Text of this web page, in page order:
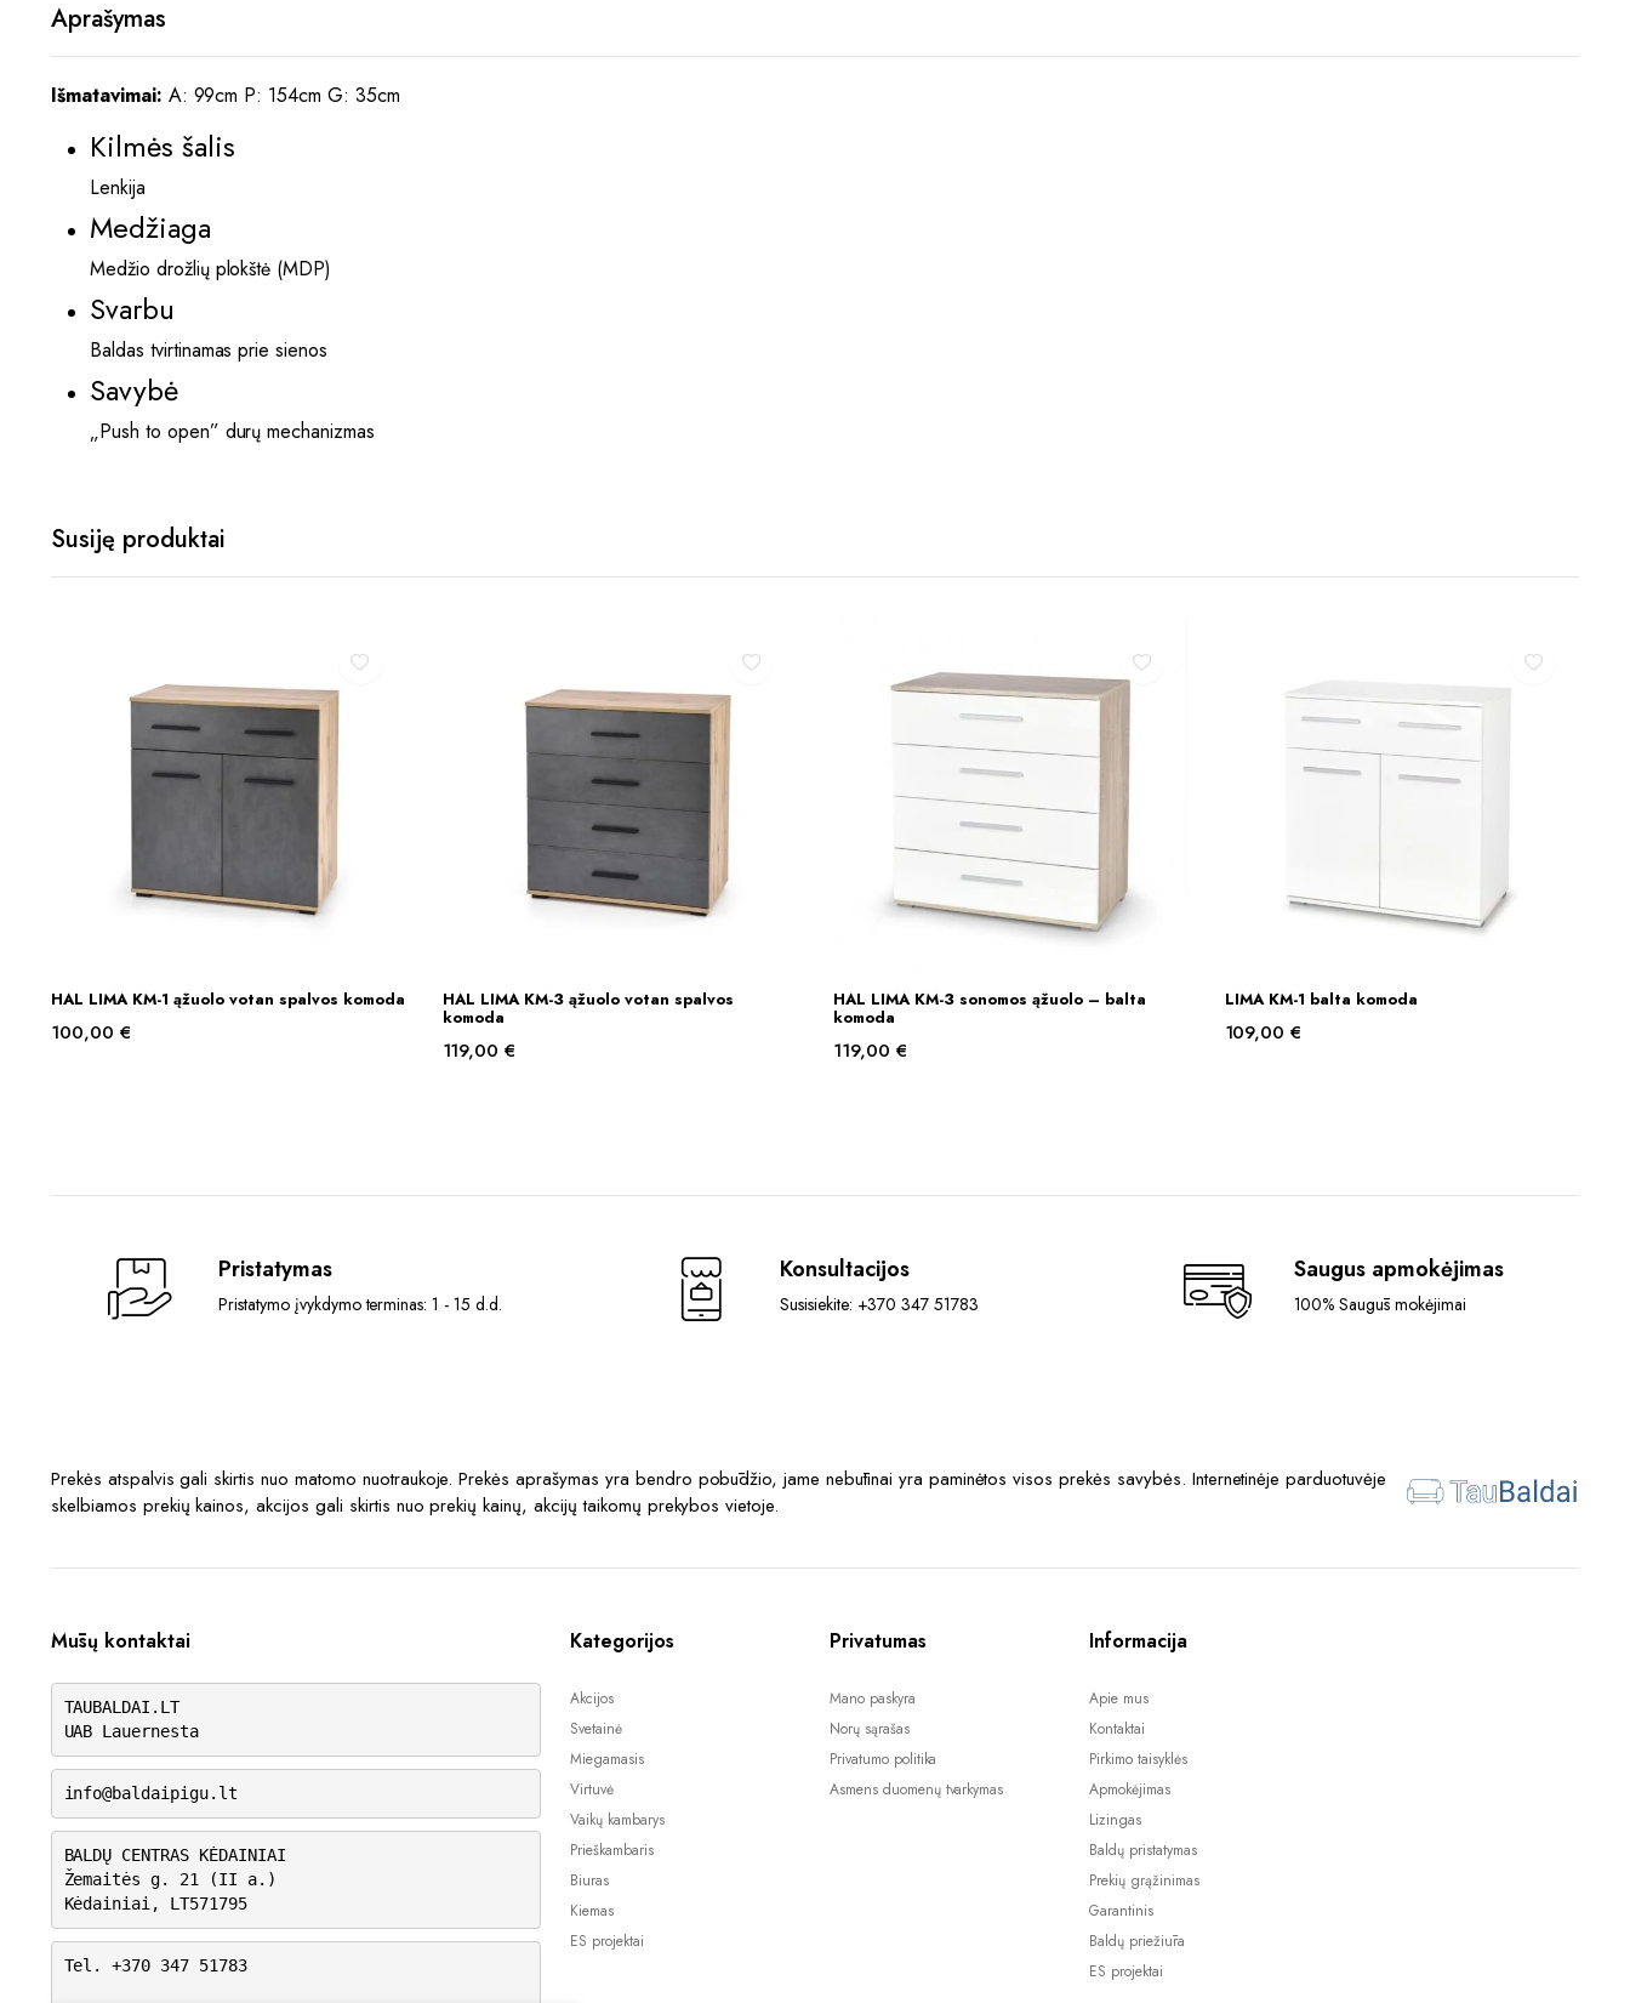
Aprašymas
Išmatavimai: A: 99cm P: 154cm G: 35cm
Kilmės šalis
Lenkija
Medžiaga
Medžio drožlių plokštė (MDP)
Svarbu
Baldas tvirtinamas prie sienos
Savybė
„Push to open” durų mechanizmas
Susiję produktai
Į KREPŠELĮ
HAL LIMA KM-1 ąžuolo votan spalvos komoda
100,00 €
Į KREPŠELĮ
HAL LIMA KM-3 ąžuolo votan spalvos
komoda
119,00€
Į KREPŠELĮ
HAL LIMA KM-3 sonomos ąžuolo – balta
komoda
119,00 €
Į KREPŠELĮ
LIMA KM-1 balta komoda
109,00€
Pristatymas
Pristatymo įvykdymo terminas: 1 - 15 d.d.
Konsultacijos
Susisiekite: +370 347 51783
Saugus apmokėjimas
100% Saugūs mokėjimai
Prekės atspalvis gali skirtis nuo matomo nuotraukoje. Prekės aprašymas yra bendro pobūdžio, jame nebūtinai yra paminėtos visos prekės savybės. Internetinėje parduotuvėje
skelbiamos prekių kainos, akcijos gali skirtis nuo prekių kainų, akcijų taikomų prekybos vietoje.
Mūsų kontaktai
TAUBALDAI.LT
UAB Lauernesta
info@baldaipigu.lt
BALDŲ CENTRAS KĖDAINIAI
Žemaitės g. 21 (II a.)
Kėdainiai, LT571795
Tel. +370 347 51783
Kategorijos
Akcijos
Svetainė
Miegamasis
Virtuvė
Vaikų kambarys
Prieškambaris
Biuras
Kiemas
ES projektai
Privatumas
Mano paskyra
Norų sąrašas
Privatumo politika
Asmens duomenų tvarkymas
Informacija
Apie mus
Kontaktai
Pirkimo taisyklės
Apmokėjimas
Lizingas
Baldų pristatymas
Prekių grąžinimas
Garantinis
Baldų priežiūra
ES projektai